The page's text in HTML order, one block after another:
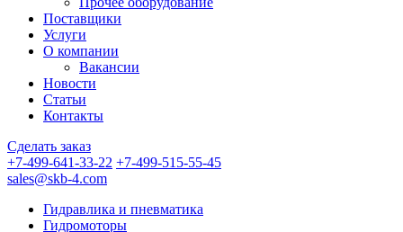
Поставщики
Услуги
О компании
Вакансии
Новости
Статьи
Контакты
Сделать заказ
+7-499-641-33-22 +7-499-515-55-45
sales@skb-4.com
Гидравлика и пневматика
Гидромоторы